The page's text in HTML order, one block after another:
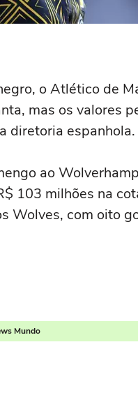
o Atlético de
mas os valores
diretoria espanhola.
ao
103 milhões na
Wolves, com oito
Mundo